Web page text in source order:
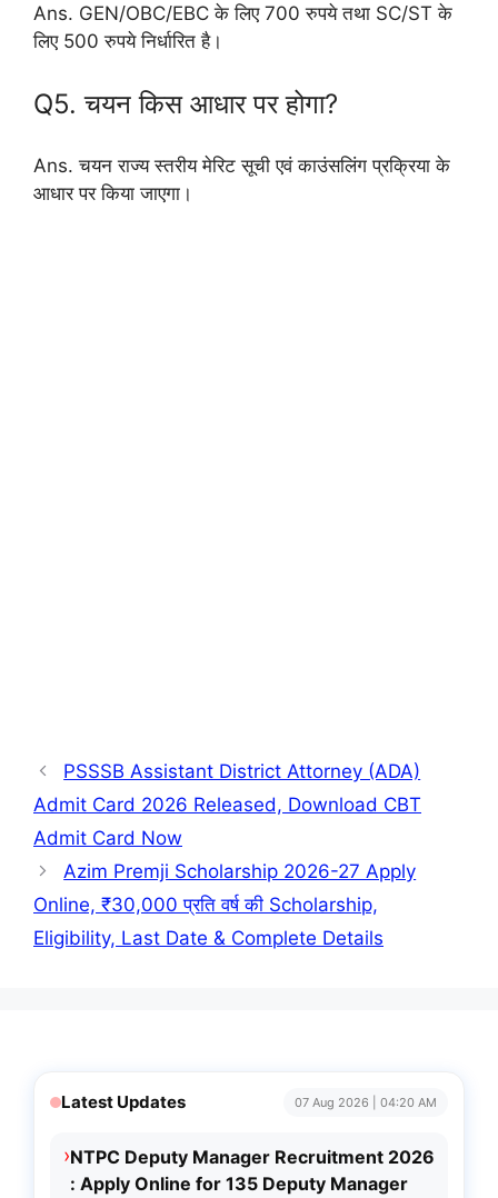
Ans. GEN/OBC/EBC के लिए 700 रुपये तथा SC/ST के
लिए 500 रुपये निर्धारित है।
Q5. चयन किस आधार पर होगा?
Ans. चयन राज्य स्तरीय मेरिट सूची एवं काउंसलिंग प्रक्रिया के
आधार पर किया जाएगा।
PSSSB Assistant District Attorney (ADA)
Admit Card 2026 Released, Download CBT
Admit Card Now
Azim Premji Scholarship 2026-27 Apply
Online, ₹30,000 प्रति वर्ष की Scholarship,
Eligibility, Last Date & Complete Details
Latest Updates 07 Aug 2026 | 04:20 AM
›NTPC Deputy Manager Recruitment 2026
: Apply Online for 135 Deputy Manager